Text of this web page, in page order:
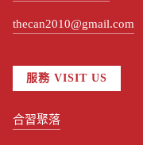
thecan2010@gmail.com
服務 VISIT US
合習聚落